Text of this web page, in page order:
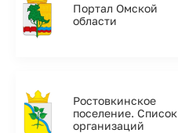
Портал Омской
области
Ростовкинское
поселение. Список
организаций